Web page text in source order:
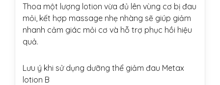
Thoa một lượng lotion vừa đủ lên vùng cơ bị đau
mỏi, kết hợp massage nhẹ nhàng sẽ giúp giảm
nhanh cảm giác mỏi cơ và hỗ trợ phục hồi hiệu
quả.
Lưu ý khi sử dụng dưỡng thể giảm đau Metax
lotion B